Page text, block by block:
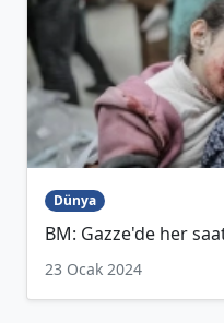
Dünya
BM: Gazze'de her
23 Ocak 2024